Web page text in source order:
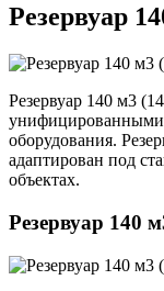
Резервуар
Резервуар 140 м3
унифицированными
оборудования.
адаптирован под
объектах.
Резервуар 140